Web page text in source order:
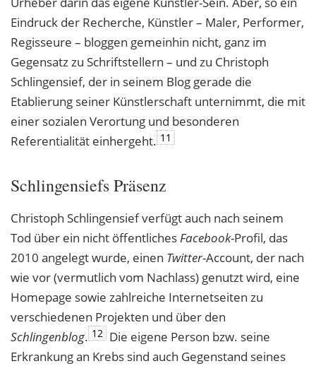
Eindruck der Recherche, Künstler – Maler, Performer,
Regisseure – bloggen gemeinhin nicht, ganz im
Gegensatz zu Schriftstellern – und zu Christoph
Schlingensief, der in seinem Blog gerade die
Etablierung seiner Künstlerschaft unternimmt, die mit
einer sozialen Verortung und besonderen
Referentialität einhergeht. 11
Schlingensiefs Präsenz
Christoph Schlingensief verfügt auch nach seinem
Tod über ein nicht öffentlichesFacebook-Profil, das
2010 angelegt wurde, einen Twitter-Account, der nach
wie vor (vermutlich vom Nachlass) genutzt wird, eine
Homepage sowie zahlreiche Internetseiten zu
verschiedenen Projekten und über den
Schlingenblog. 12 Die eigene Person bzw. seine
Erkrankung an Krebs sind auch Gegenstand seines